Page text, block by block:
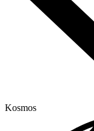
Kosmos